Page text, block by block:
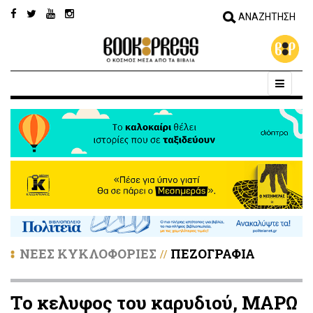
ΝΕΕΣ ΚΥΚΛΟΦΟΡΙΕΣ // ΠΕΖΟΓΡΑΦΙΑ
Το κελυφος του καρυδιού, ΜΑΡΩ